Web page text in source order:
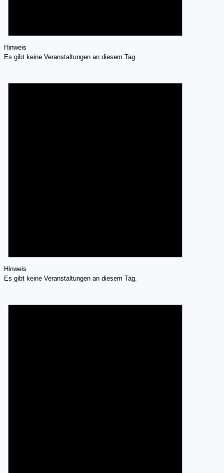
Hinweis
Es gibt keine Veranstaltungen an diesem Tag.
Hinweis
Es gibt keine Veranstaltungen an diesem Tag.